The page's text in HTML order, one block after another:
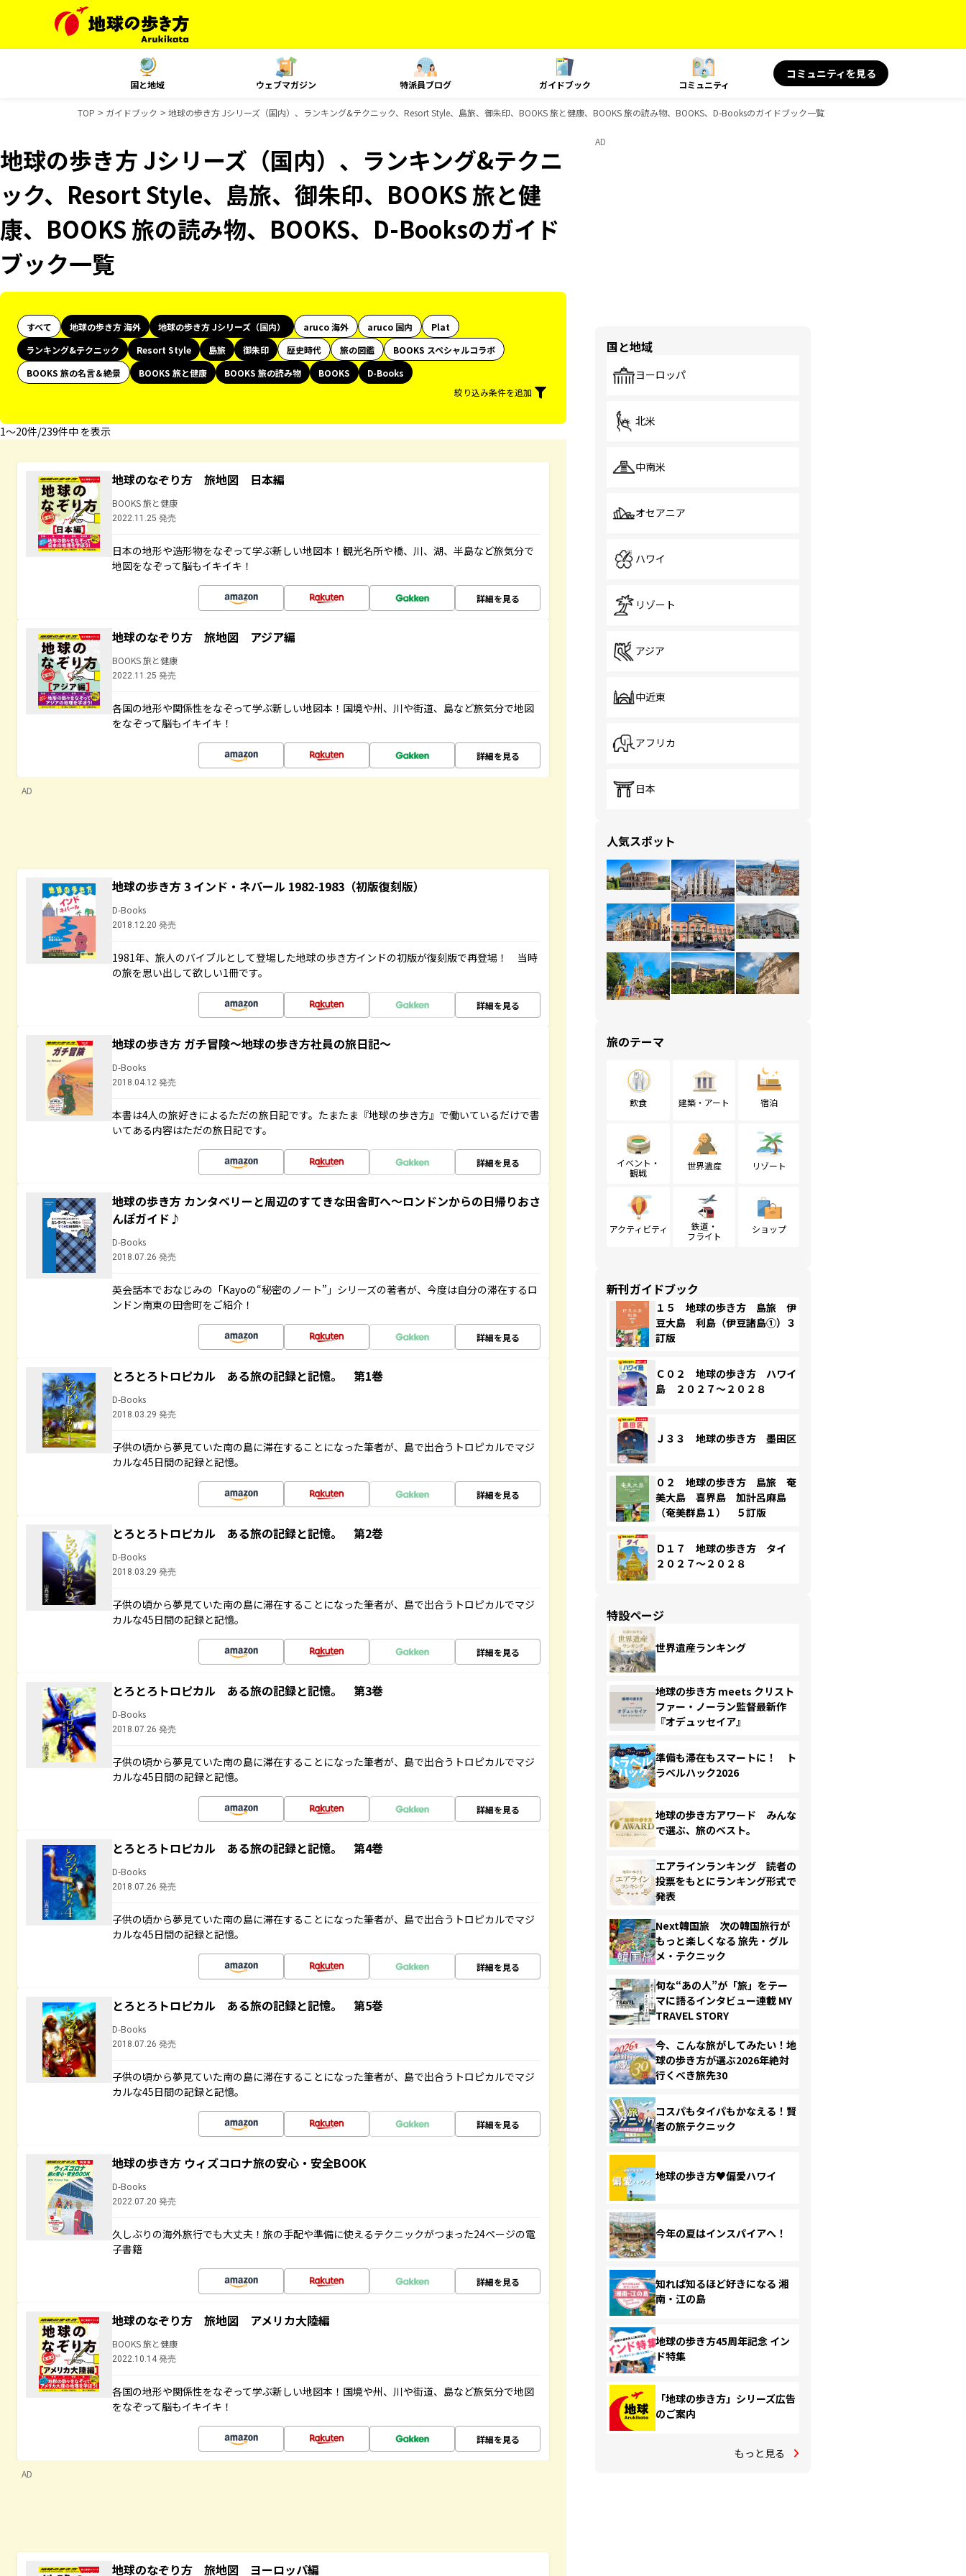
国と地域 ウェブマガジン 特派員ブログ ガイドブック コミュニティ
コミュニティを見る
TOP ガイドブック 地球の歩き方 Jシリーズ（国内）、ランキング&テクニック、Resort Style、島旅、御朱印、BOOKS 旅と健康、BOOKS 旅の読み物、BOOKS、D-Booksのガイドブック一覧
地球の歩き方 Jシリーズ（国内）、ランキング&テクニ
ック、Resort Style、島旅、御朱印、BOOKS 旅と健
康、BOOKS 旅の読み物、BOOKS、D-Booksのガイド
ブック一覧
すべて 地球の歩き方 海外 地球の歩き方 Jシリーズ（国内） aruco 海外 aruco 国内
Plat
ランキング&テクニック
Resort Style 島旅 御朱印 歴史時代 旅の図鑑
BOOKS スペシャルコラボ
BOOKS 旅の名言＆絶景
BOOKS 旅と健康 BOOKS 旅の読み物 BOOKS
D-Books
絞り込み条件を追加
1〜20件/239件中 を表示
地球のなぞり方 旅地図 日本編
BOOKS 旅と健康
2022.11.25 発売
日本の地形や造形物をなぞって学ぶ新しい地図本！観光名所や橋、川、湖、半島など旅気分で
地図をなぞって脳もイキイキ！
詳細を見る
地球のなぞり方 旅地図 アジア編
BOOKS 旅と健康
2022.11.25 発売
各国の地形や関係性をなぞって学ぶ新しい地図本！国境や州、川や街道、島など旅気分で地図
をなぞって脳もイキイキ！
詳細を見る
AD
地球の歩き方 3 インド・ネパール 1982-1983（初版復刻版）
D-Books
2018.12.20 発売
1981年、旅人のバイブルとして登場した地球の歩き方インドの初版が復刻版で再登場！ 当時
の旅を思い出して欲しい1冊です。
詳細を見る
地球の歩き方 ガチ冒険～地球の歩き方社員の旅日記～
D-Books
2018.04.12 発売
本書は4人の旅好きによるただの旅日記です。たまたま『地球の歩き方』で働いているだけで書
いてある内容はただの旅日記です。
詳細を見る
地球の歩き方 カンタベリーと周辺のすてきな田舎町へ～ロンドンからの日帰りおさ
んぽガイド♪
D-Books
2018.07.26 発売
英会話本でおなじみの「Kayoの“秘密のノート”」シリーズの著者が、今度は自分の滞在するロ
ンドン南東の田舎町をご紹介！
詳細を見る
とろとろトロピカル ある旅の記録と記憶。 第1巻
D-Books
2018.03.29 発売
子供の頃から夢見ていた南の島に滞在することになった筆者が、島で出合うトロピカルでマジ
カルな45日間の記録と記憶。
詳細を見る
とろとろトロピカル ある旅の記録と記憶。 第2巻
D-Books
2018.03.29 発売
子供の頃から夢見ていた南の島に滞在することになった筆者が、島で出合うトロピカルでマジ
カルな45日間の記録と記憶。
詳細を見る
とろとろトロピカル ある旅の記録と記憶。 第3巻
D-Books
2018.07.26 発売
子供の頃から夢見ていた南の島に滞在することになった筆者が、島で出合うトロピカルでマジ
カルな45日間の記録と記憶。
詳細を見る
とろとろトロピカル ある旅の記録と記憶。 第4巻
D-Books
2018.07.26 発売
子供の頃から夢見ていた南の島に滞在することになった筆者が、島で出合うトロピカルでマジ
カルな45日間の記録と記憶。
詳細を見る
とろとろトロピカル ある旅の記録と記憶。 第5巻
D-Books
2018.07.26 発売
子供の頃から夢見ていた南の島に滞在することになった筆者が、島で出合うトロピカルでマジ
カルな45日間の記録と記憶。
詳細を見る
地球の歩き方 ウィズコロナ旅の安心・安全BOOK
D-Books
2022.07.20 発売
久しぶりの海外旅行でも大丈夫！旅の手配や準備に使えるテクニックがつまった24ページの電
子書籍
詳細を見る
地球のなぞり方 旅地図 アメリカ大陸編
BOOKS 旅と健康
2022.10.14 発売
各国の地形や関係性をなぞって学ぶ新しい地図本！国境や州、川や街道、島など旅気分で地図
をなぞって脳もイキイキ！
詳細を見る
AD
地球のなぞり方 旅地図 ヨーロッパ編
AD
国と地域
ヨーロッパ
北米
中南米
オセアニア
ハワイ
リゾート
アジア
中近東
アフリカ
日本
人気スポット
旅のテーマ
飲食 建築・アート 宿泊
イベント・
観戦
世界遺産 リゾート
アクティビティ
鉄道・
フライト
ショップ
新刊ガイドブック
１５ 地球の歩き方 島旅 伊
豆大島 利島（伊豆諸島①）３
訂版
Ｃ０２ 地球の歩き方 ハワイ
島 ２０２７～２０２８
Ｊ３３ 地球の歩き方 墨田区
０２ 地球の歩き方 島旅 奄
美大島 喜界島 加計呂麻島
（奄美群島１） ５訂版
Ｄ１７ 地球の歩き方 タイ
２０２７～２０２８
特設ページ
世界遺産ランキング
地球の歩き方 meets クリスト
ファー・ノーラン監督最新作
『オデュッセイア』
準備も滞在もスマートに！ ト
ラベルハック2026
地球の歩き方アワード みんな
で選ぶ、旅のベスト。
エアラインランキング 読者の
投票をもとにランキング形式で
発表
Next韓国旅 次の韓国旅行が
もっと楽しくなる 旅先・グル
メ・テクニック
旬な“あの人”が「旅」をテー
マに語るインタビュー連載 MY
TRAVEL STORY
今、こんな旅がしてみたい！地
球の歩き方が選ぶ2026年絶対
行くべき旅先30
コスパもタイパもかなえる！賢
者の旅テクニック
地球の歩き方♥偏愛ハワイ
今年の夏はインスパイアへ！
知れば知るほど好きになる 湘
南・江の島
地球の歩き方45周年記念 イン
ド特集
「地球の歩き方」シリーズ広告
のご案内
もっと見る